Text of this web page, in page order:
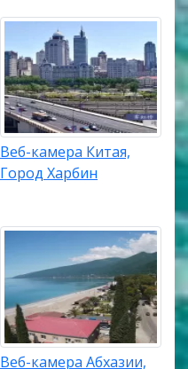
Веб-камера Китая,
Город Харбин
Веб-камера Абхазии,